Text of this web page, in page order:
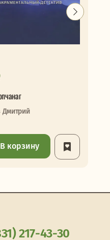
Дмитрий
В корзину
217-43-30